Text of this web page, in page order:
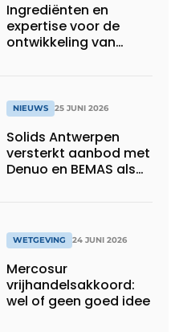
Ingrediënten en
expertise voor de
ontwikkeling van
NIEUWS 25 JUNI 2026
Solids Antwerpen
versterkt aanbod met
Denuo en BEMAS als
WETGEVING 24 JUNI 2026
Mercosur
vrijhandelsakkoord:
wel of geen goed idee